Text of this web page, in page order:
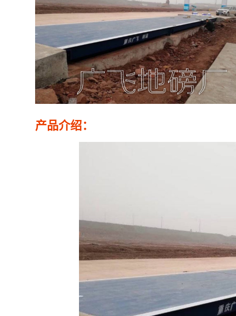
产品介绍：